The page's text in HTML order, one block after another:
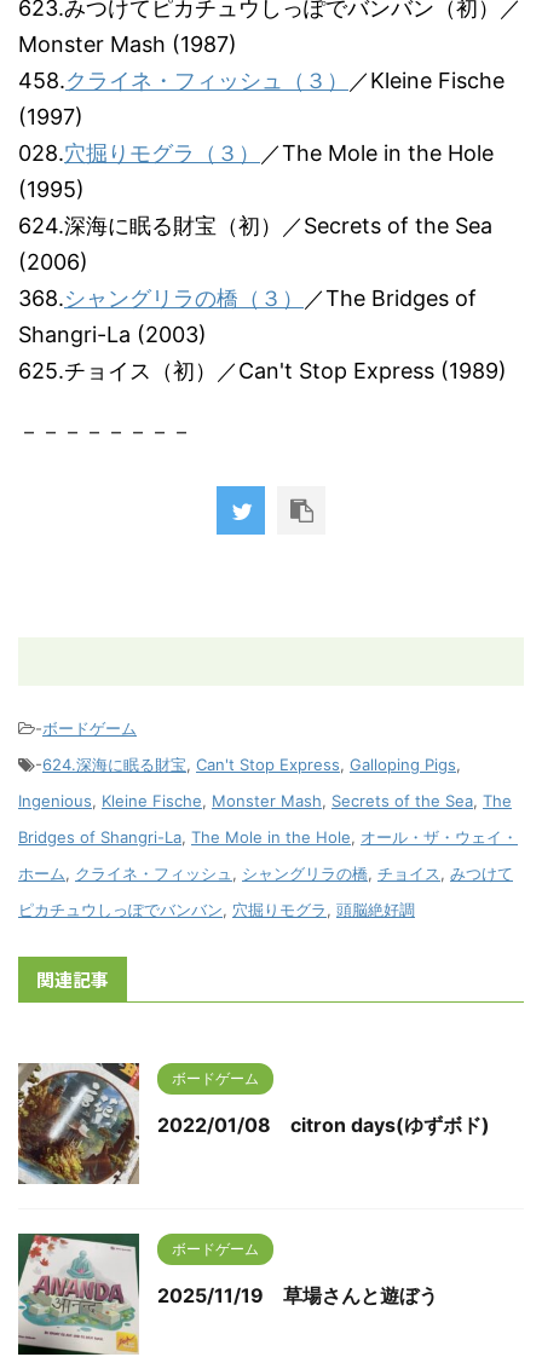
623.みつけてピカチュウしっぽでバンバン（初）／
Monster Mash (1987)
458.クライネ・フィッシュ（３）
／Kleine Fische
(1997)
028.穴掘りモグラ（３）
／The Mole in the Hole
(1995)
624.深海に眠る財宝（初）／Secrets of the Sea
(2006)
368.シャングリラの橋（３）
／The Bridges of
Shangri-La (2003)
625.チョイス（初）／Can't Stop Express (1989)
－－－－－－－－
-ボードゲーム
-624.深海に眠る財宝, Can't Stop Express, Galloping Pigs,
Ingenious, Kleine Fische, Monster Mash, Secrets of the Sea, The
Bridges of Shangri-La, The Mole in the Hole, オール・ザ・ウェイ・
ホーム, クライネ・フィッシュ , シャングリラの橋, チョイス, みつけて
ピカチュウしっぽでバンバン, 穴掘りモグラ, 頭脳絶好調
関連記事
ボードゲーム
2022/01/08 citron days(ゆずボド)
ボードゲーム
2025/11/19 草場さんと遊ぼう